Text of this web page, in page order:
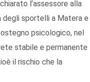
l’assessore alla
degli sportelli a Matera e
psicologico, nel
stabile e permanente
il rischio che la